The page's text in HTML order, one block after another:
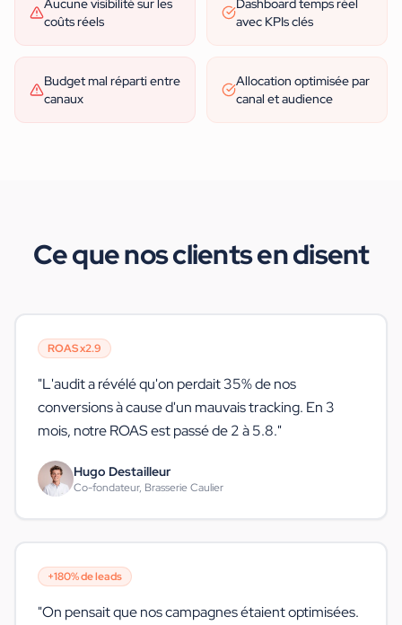
Aucune visibilité sur les
coûts réels
Dashboard temps réel
avec KPIs clés
Budget mal réparti entre
canaux
Allocation optimisée par
canal et audience
Ce que nos clients en disent
ROAS x2.9
"L'audit a révélé qu'on perdait 35% de nos
conversions à cause d'un mauvais tracking. En 3
mois, notre ROAS est passé de 2 à 5.8."
Hugo Destailleur
Co-fondateur, Brasserie Caulier
+180% de leads
"On pensait que nos campagnes étaient optimisées.